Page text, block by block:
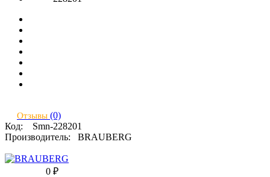
Отзывы (0)
Код: Smn-228201
Производитель: BRAUBERG
0 ₽